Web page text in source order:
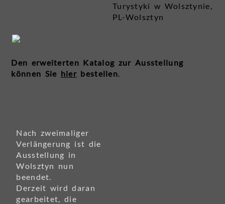
Turystyki w Wolsztynie,
PL-Wolsztyn
Den erweiterten Katalog zur Ausstellung
können Sie hier bestellen
Nach zweimaliger
Verlängerung ist die
Ausstellung in
Wolsztyn nun
beendet.
Derzeit wird daran
gearbeitet, die